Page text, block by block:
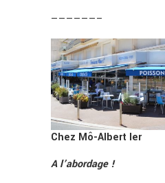
——————–
Chez Mô-Albert Ier
A l’abordage !